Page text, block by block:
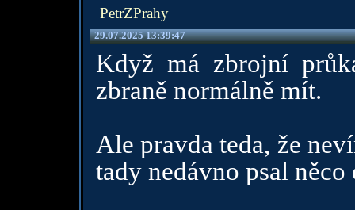
PetrZPrahy
29.07.2025 13:39:47
Když má zbrojní
zbraně normálně mít.
Ale pravda teda, že
tady nedávno psal